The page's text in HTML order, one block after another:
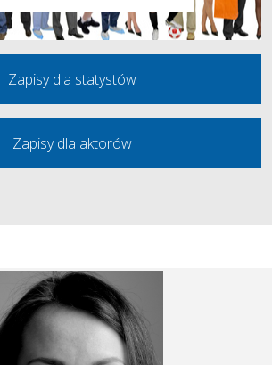
Zapisy dla statystów
Zapisy dla aktorów